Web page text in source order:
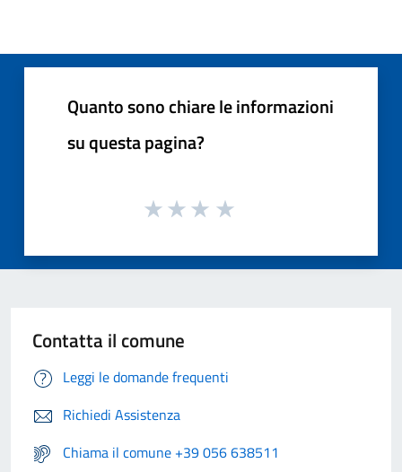
Quanto sono chiare le informazioni
su questa pagina?
Contatta il comune
Leggi le domande frequenti
Richiedi Assistenza
Chiama il comune +39 056 638511